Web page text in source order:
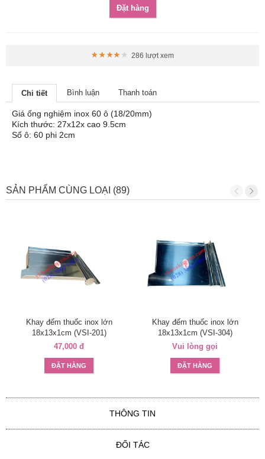
Đặt hàng
286 lượt xem
Chi tiết Bình luận Thanh toán
Giá ống nghiệm inox 60 ô (18/20mm)
Kích thước: 27x12x cao 9.5cm
Số ô: 60 phi 2cm
SẢN PHẨM CÙNG LOẠI (89)
Khay đếm thuốc inox lớn
18x13x1cm (VSI-201)
47,000 đ
ĐẶT HÀNG
Khay đếm thuốc inox lớn
18x13x1cm (VSI-304)
Vui lòng gọi
ĐẶT HÀNG
THÔNG TIN
ĐỐI TÁC